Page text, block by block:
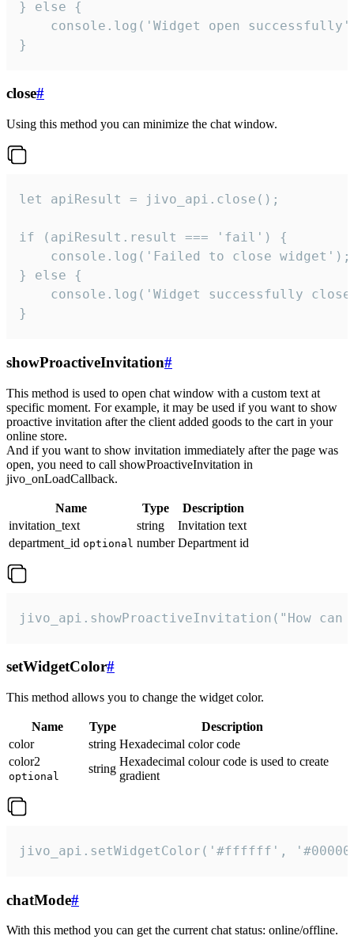
} else {
console.log('Widget open
}
close#
Using this method you can minimize the chat window.
let apiResult = jivo_api.close();
if (apiResult.result === 'fail') {
    console.log('Failed to close widget');
} else {
console.log('Widget successfully
}
showProactiveInvitation#
This method is used to open chat window with a custom text at
specific moment. For example, it may be used if you want to show
proactive invitation after the client added goods to the cart in your
online store.
And if you want to show invitation immediately after the page was
open, you need to call showProactiveInvitation in
jivo_onLoadCallback.
Name Type
Description
invitation_text
string
Invitation text
department_id optional number Department id
jivo_api.showProactiveInvitation("How
setWidgetColor#
This method allows you to change the widget color.
Name Type
Description
color
string Hexadecimal color code
color2
optional
string
Hexadecimal colour code is used to create
gradient
jivo_api.setWidgetColor('#ffffff',
chatMode#
With this method you can get the current chat status: online/offline.